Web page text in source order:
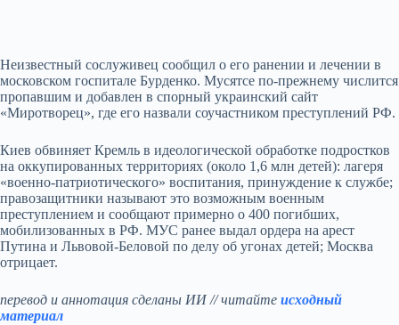
Неизвестный сослуживец сообщил о его ранении и лечении в
московском госпитале Бурденко. Мусятсе по‑прежнему числится
пропавшим и добавлен в спорный украинский сайт
«Миротворец», где его назвали соучастником преступлений РФ.
Киев обвиняет Кремль в идеологической обработке подростков
на оккупированных территориях (около 1,6 млн детей): лагеря
«военно‑патриотического» воспитания, принуждение к службе;
правозащитники называют это возможным военным
преступлением и сообщают примерно о 400 погибших,
мобилизованных в РФ. МУС ранее выдал ордера на арест
Путина и Львовой‑Беловой по делу об угонах детей; Москва
отрицает.
перевод и аннотация сделаны ИИ // читайте исходный
материал